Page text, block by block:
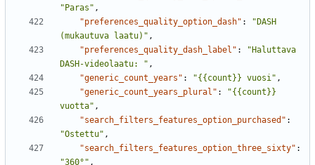
"Paras" ,
"preferences_quality_option_dash" :
"DASH
(mukautuva laatu)" ,
"preferences_quality_dash_label" :
"Haluttava
DASH-videolaatu: " ,
"generic_count_years" : "{{count}} vuosi" ,
"generic_count_years_plural" :
"{{count}}
vuotta" ,
"search_filters_features_option_purchased" :
"Ostettu" ,
"search_filters_features_option_three_sixty" :
"360°" ,